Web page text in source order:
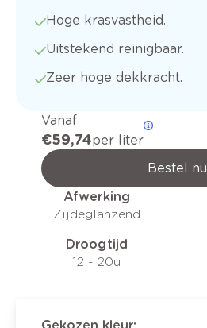
Hoge krasvastheid.
Uitstekend reinigbaar.
Zeer hoge dekkracht.
Vanaf
€ 59,74per liter
Bestel nu
Afwerking
Zijdeglanzend
Droogtijd
12 - 20u